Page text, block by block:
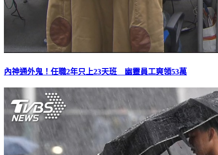
內神通外鬼！任職2年只上23天班 幽靈員工爽領53萬